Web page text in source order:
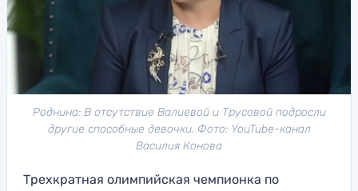
Роднина: В отсутствие Валиевой и Трусовой подросли
другие способные девочки. Фото: YouTube-канал
Василия Конова
Трехкратная олимпийская чемпионка по